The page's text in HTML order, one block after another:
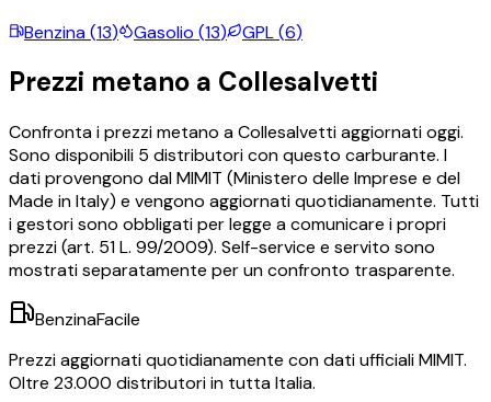
Benzina(13) Gasolio (13) GPL(6)
Prezzi metano a Collesalvetti
Confronta i prezzimetano aCollesalvettiaggiornati oggi.
Sono disponibili 5 distributori con questo carburante. I
dati provengono dal MIMIT (Ministero delle Imprese e del
Made in Italy) e vengono aggiornati quotidianamente. Tutti
i gestori sono obbligati per legge a comunicare i propri
prezzi (art. 51 L. 99/2009). Self-service e servito sono
mostrati separatamente per un confronto trasparente.
BenzinaFacile
Prezzi aggiornati quotidianamente con dati ufficiali MIMIT.
Oltre 23.000 distributori in tutta Italia.